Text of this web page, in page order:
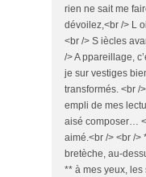
rien ne sait me
dévoilez,<br /> L
<br /> S iècles
/> A ppareillage,
je sur vestiges
transformés. <br /
empli de mes
aisé composer…
aimé.<br /> <br />
bretèche, au-
** à mes yeux, les